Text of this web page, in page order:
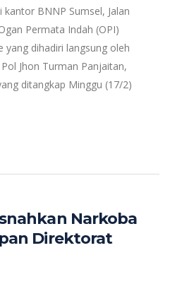
BNNP Sumsel, Jalan
Permata Indah (OPI)
yang dihadiri langsung oleh
Jhon Turman Panjaitan,
ditangkap Minggu (17/2)
Narkoba
Direktorat